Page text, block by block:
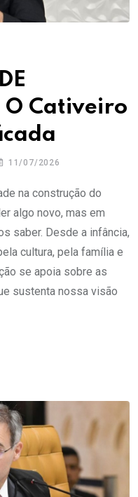
O Cativeiro
11/07/2026
na construção do
algo novo, mas em
saber. Desde a infância,
cultura, pela família e
se apoia sobre as
sustenta nossa visão